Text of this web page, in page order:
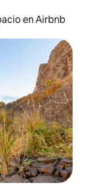
en Airbnb